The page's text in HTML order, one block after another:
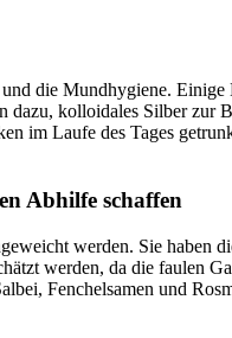
die Mundhygiene.
kolloidales Silber zur
im Laufe des Tages
Abhilfe schaffen
werden. Sie
werden, da die faulen
Fenchelsamen und